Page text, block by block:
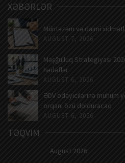
XƏBƏRLƏR
Müntəzəm və daimi
AUGUST 7, 2026
Məşğulluq Strategiyası
hədəflər
AUGUST 6, 2026
ƏDV ödəyicilərinə mühüm
orqanı özü dolduracaq
AUGUST 6, 2026
TƏQVIM
August 2026